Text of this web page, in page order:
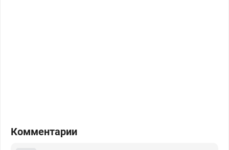
Комментарии